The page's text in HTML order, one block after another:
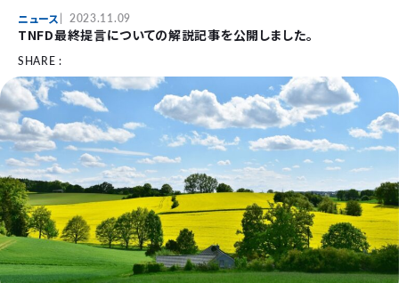
ニュース 2023.11.09
TNFD最終提言についての解説記事を公開しました。
SHARE :